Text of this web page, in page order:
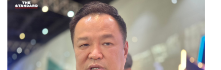
เราจะได้ A, B, C, D, E ที่ประกอบไปด้วยลำดับ 1-3 ของแต่ละ
ตัวอักษร (หรือมากกว่านั้น) อีกที และการที่เรามี A1, B1, C1
และอื่นๆ จะยิ่งทำลิสต์สิ่งที่ต้องทำเคลียร์ขึ้นอย่างเห็นได้ชัด